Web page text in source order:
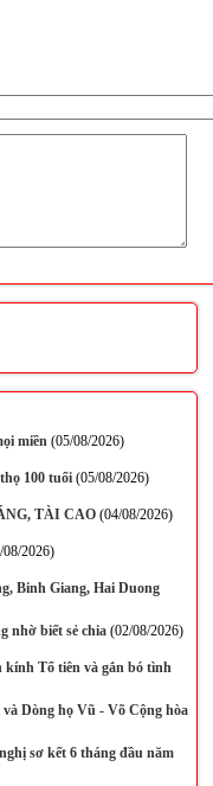
miền(05/08/2026)
100 tuổi(05/08/2026)
TÀI CAO(04/08/2026)
2026)
Binh Giang, Hai Duong
nhờ biết sẻ chia(02/08/2026)
Tổ tiên và gắn bó tình
Dòng họ Vũ - Võ Cộng hòa
sơ kết 6 tháng đầu năm